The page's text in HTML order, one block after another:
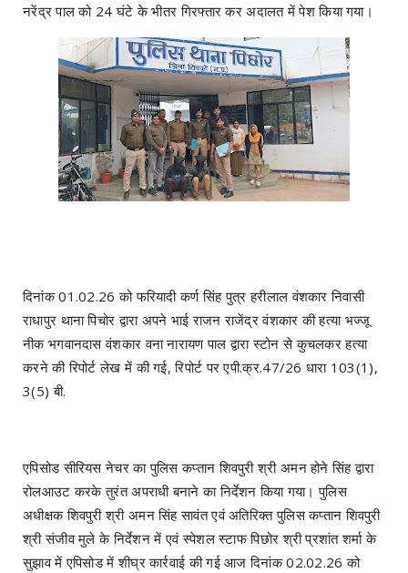
नरेंद्र पाल को 24 घंटे के भीतर गिरफ्तार कर अदालत में पेश किया गया।
दिनांक 01.02.26 को फरियादी कर्ण सिंह पुत्र हरीलाल वंशकार निवासी
राधापुर थाना पिचोर द्वारा अपने भाई राजन राजेंद्र वंशकार की हत्या भज्जू
नीक भगवानदास वंशकार वना नारायण पाल द्वारा स्टोन से कुचलकर हत्या
करने की रिपोर्ट लेख में की गई, रिपोर्ट पर एपी.क्र.47/26 धारा 103(1),
3(5) बी.
एपिसोड सीरियस नेचर का पुलिस कप्तान शिवपुरी श्री अमन होने सिंह द्वारा
रोलआउट करके तुरंत अपराधी बनाने का निर्देशन किया गया। पुलिस
अधीक्षक शिवपुरी श्री अमन सिंह सावंत एवं अतिरिक्त पुलिस कप्तान शिवपुरी
श्री संजीव मुले के निर्देशन में एवं स्पेशल स्टाफ पिछोर श्री प्रशांत शर्मा के
सुझाव में एपिसोड में शीघ्र कार्रवाई की गई आज दिनांक 02.02.26 को